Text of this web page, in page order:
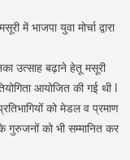
भाजपा युवा मोर्चा द्वारा
उत्साह बढ़ाने हेतू मसूरी
आयोजित की गई थी l
प्रतिभागियों को मेडल व प्रमाण
गुरुजनों को भी सम्मानित कर